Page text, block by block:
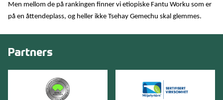
Men mellom de på rankingen finner vi etiopiske Fantu Worku som er
på en åttendeplass, og heller ikke Tsehay Gemechu skal glemmes.
Partners